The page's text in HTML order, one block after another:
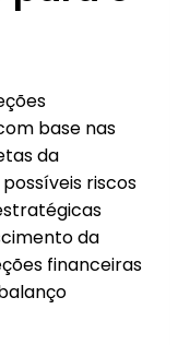
base nas
da
riscos
da
financeiras